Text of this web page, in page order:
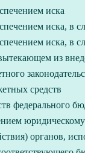
иска
иска, в
иска, в
из
средств
федерального
органов,